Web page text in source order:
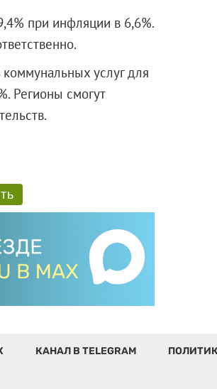
при инфляции в 6,6%.
услуг для
Регионы смогут
КАНАЛ В TELEGRAM